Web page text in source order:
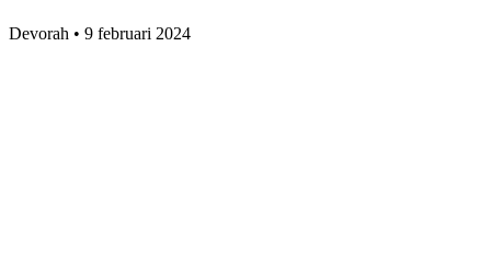
Devorah • 9 februari 2024